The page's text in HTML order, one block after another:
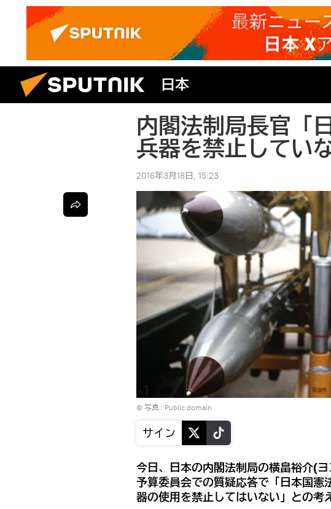
日本
内閣法制局長官「
兵器を禁止してい
2016年3月18日, 15:23
© 写真 : Public domain
サイン
今日、日本の内閣法制局の横畠裕介(
予算委員会での質疑応答で「日本国
器の使用を禁止してはいない」との考